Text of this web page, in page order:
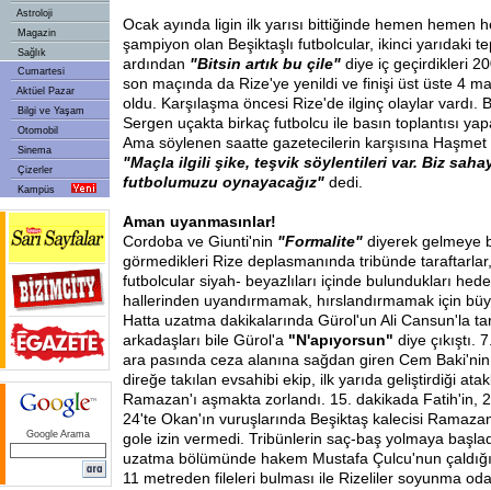
Astroloji
Magazin
Sağlık
Cumartesi
Aktüel Pazar
Bilgi ve Yaşam
Otomobil
Sinema
Çizerler
Kampüs
Google Arama
Ocak ayında ligin ilk yarısı bittiğinde hemen hemen
şampiyon olan Beşiktaşlı futbolcular, ikinci yarıdaki
ardından "Bitsin artık bu çile" diye iç geçirdikleri
son maçında da Rize'ye yenildi ve finişi üst üste 4
oldu. Karşılaşma öncesi Rize'de ilginç olaylar vardı.
Sergen uçakta birkaç futbolcu ile basın toplantısı
Ama söylenen saatte gazetecilerin karşısına Haşmet
"Maçla ilgili şike, teşvik söylentileri var. Biz
futbolumuzu oynayacağız" dedi.
Aman uyanmasınlar!
Cordoba ve Giunti'nin "Formalite" diyerek gelmeye
görmedikleri Rize deplasmanında tribünde
futbolcular siyah- beyazlıları içinde bulundukları
hallerinden uyandırmamak, hırslandırmamak için
Hatta uzatma dakikalarında Gürol'un Ali Cansun'la
arkadaşları bile Gürol'a "N'apıyorsun" diye çıkıştı.
ara pasında ceza alanına sağdan giren Cem
direğe takılan evsahibi ekip, ilk yarıda geliştirdiği
Ramazan'ı aşmakta zorlandı. 15. dakikada Fatih'in,
24'te Okan'ın vuruşlarında Beşiktaş kalecisi
gole izin vermedi. Tribünlerin saç-baş yolmaya
uzatma bölümünde hakem Mustafa Çulcu'nun
11 metreden fileleri bulması ile Rizeliler soyunma